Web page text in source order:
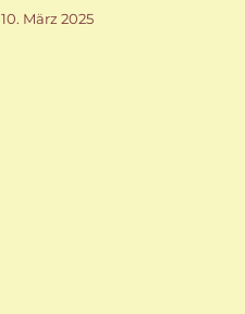
Veröffentlicht
10. März 2025